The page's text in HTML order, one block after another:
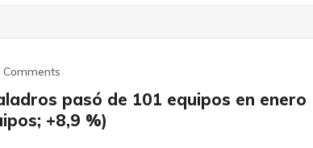
Comments
pasó de 101 equipos en enero
+8,9 %)